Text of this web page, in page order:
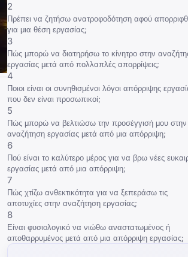
2
Πρέπει να ζητήσω ανατροφοδότηση αφού
για μια θέση εργασίας;
3
Πώς μπορώ να διατηρήσω το κίνητρο στην
εργασίας μετά από πολλαπλές απορρίψεις;
4
Ποιοι είναι οι συνηθισμένοι λόγοι απόρριψης
που δεν είναι προσωπικοί;
5
Πώς μπορώ να βελτιώσω την προσέγγισή μου στην
αναζήτηση εργασίας μετά από μια απόρριψη;
6
Πού είναι το καλύτερο μέρος για να βρω νέες
εργασίας μετά από μια απόρριψη;
7
Πώς χτίζω ανθεκτικότητα για να ξεπεράσω τις
αποτυχίες στην αναζήτηση εργασίας;
8
Είναι φυσιολογικό να νιώθω αναστατωμένος ή
αποθαρρυμένος μετά από μια απόρριψη εργασίας;